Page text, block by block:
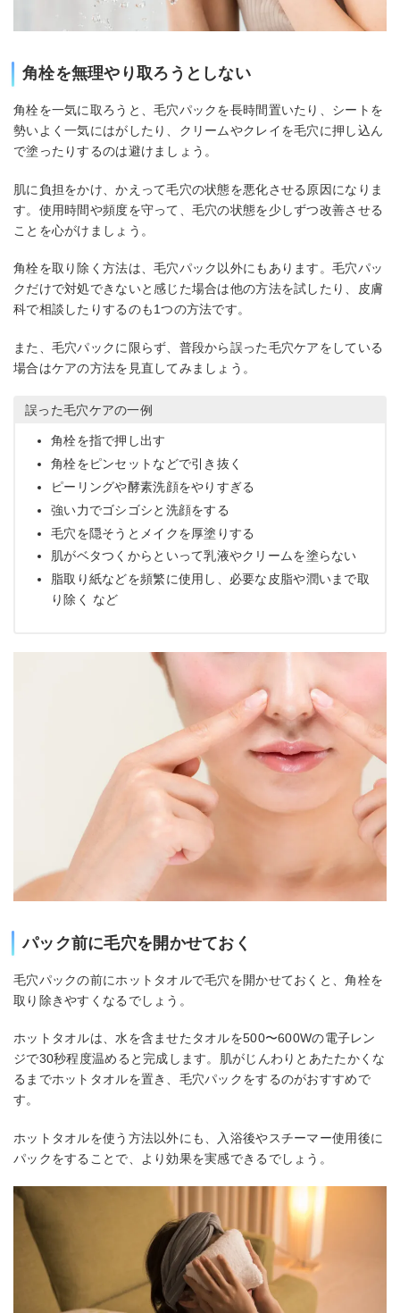
角栓を無理やり取ろうとしない
角栓を一気に取ろうと、毛穴パックを長時間置いたり、シートを
勢いよく一気にはがしたり、クリームやクレイを毛穴に押し込ん
で塗ったりするのは避けましょう。
肌に負担をかけ、かえって毛穴の状態を悪化させる原因になりま
す。使用時間や頻度を守って、毛穴の状態を少しずつ改善させる
ことを心がけましょう。
角栓を取り除く方法は、毛穴パック以外にもあります。毛穴パッ
クだけで対処できないと感じた場合は他の方法を試したり、皮膚
科で相談したりするのも1つの方法です。
また、毛穴パックに限らず、普段から誤った毛穴ケアをしている
場合はケアの方法を見直してみましょう。
誤った毛穴ケアの一例
角栓を指で押し出す
角栓をピンセットなどで引き抜く
ピーリングや酵素洗顔をやりすぎる
強い力でゴシゴシと洗顔をする
毛穴を隠そうとメイクを厚塗りする
肌がベタつくからといって乳液やクリームを塗らない
脂取り紙などを頻繁に使用し、必要な皮脂や潤いまで取
り除く など
パック前に毛穴を開かせておく
毛穴パックの前にホットタオルで毛穴を開かせておくと、角栓を
取り除きやすくなるでしょう。
ホットタオルは、水を含ませたタオルを500〜600Wの電子レン
ジで30秒程度温めると完成します。肌がじんわりとあたたかくな
るまでホットタオルを置き、毛穴パックをするのがおすすめで
す。
ホットタオルを使う方法以外にも、入浴後やスチーマー使用後に
パックをすることで、より効果を実感できるでしょう。